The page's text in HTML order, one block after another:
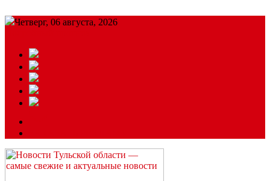
Четверг, 06 августа, 2026